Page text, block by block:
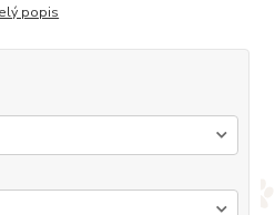
popis